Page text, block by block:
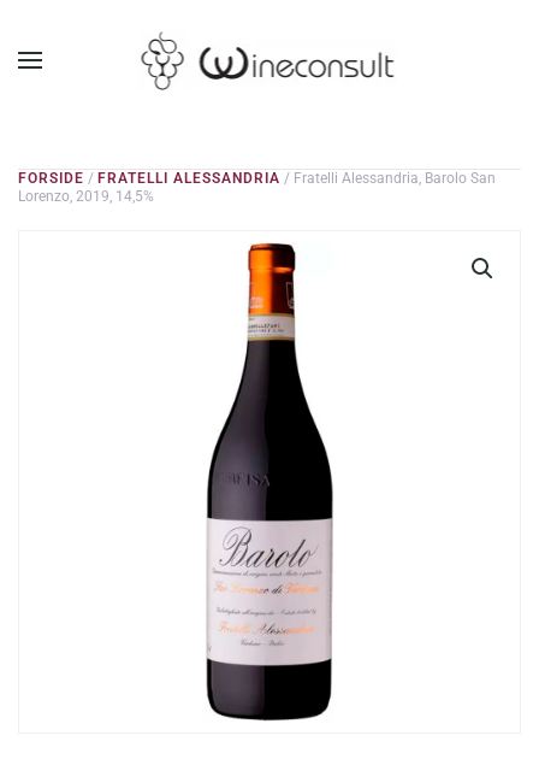
GÅ TIL HOVEDINDHOLD
FORSIDE / FRATELLI ALESSANDRIA / Fratelli Alessandria, Barolo San
Lorenzo, 2019, 14,5%